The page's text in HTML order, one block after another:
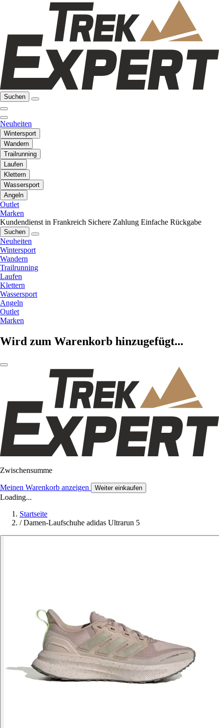
Suchen
Neuheiten
Wintersport
Wandern
Trailrunning
Laufen
Klettern
Wassersport
Angeln
Outlet
Marken
Kundendienst in Frankreich Sichere Zahlung Einfache Rückgabe
Suchen
Neuheiten
Wintersport
Wandern
Trailrunning
Laufen
Klettern
Wassersport
Angeln
Outlet
Marken
Wird zum Warenkorb hinzugefügt...
Zwischensumme
Meinen Warenkorb anzeigen Weiter einkaufen
Loading...
Startseite
/ Damen-Laufschuhe adidas Ultrarun 5